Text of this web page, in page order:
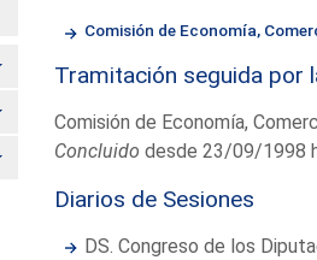
Alternar
Alternar
Alternar
Comisión de Economía,
Tramitación seguida por
Comisión de Economía,
Concluido desde 23/09/1998
Diarios de Sesiones
DS. Congreso de los